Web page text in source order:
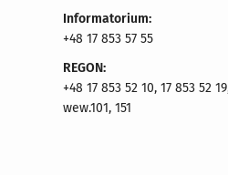
Informatorium:
+48 17 853 57 55
REGON:
+48 17 853 52 10, 17 853 52
wew.101, 151